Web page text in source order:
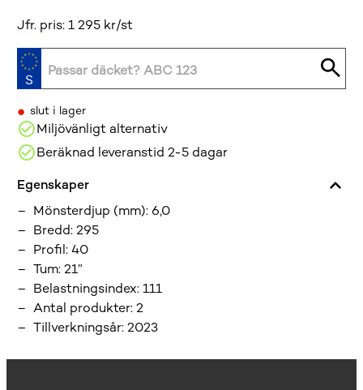
Jfr. pris: 1 295 kr/st
• slut i lager
Miljövänligt alternativ
Beräknad leveranstid 2-5 dagar
Egenskaper
Mönsterdjup (mm): 6,0
Bredd:295
Profil:40
Tum:21”
Belastningsindex:111
Antal produkter:2
Tillverkningsår:2023